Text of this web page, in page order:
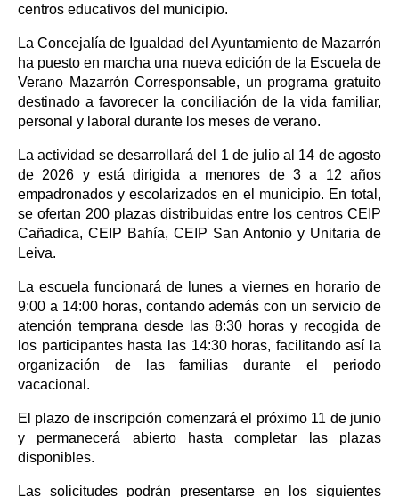
centros educativos del municipio.
La Concejalía de Igualdad del Ayuntamiento de Mazarrón
ha puesto en marcha una nueva edición de la Escuela de
Verano Mazarrón Corresponsable, un programa gratuito
destinado a favorecer la conciliación de la vida familiar,
personal y laboral durante los meses de verano.
La actividad se desarrollará del 1 de julio al 14 de agosto
de 2026 y está dirigida a menores de 3 a 12 años
empadronados y escolarizados en el municipio. En total,
se ofertan 200 plazas distribuidas entre los centros CEIP
Cañadica, CEIP Bahía, CEIP San Antonio y Unitaria de
Leiva.
La escuela funcionará de lunes a viernes en horario de
9:00 a 14:00 horas, contando además con un servicio de
atención temprana desde las 8:30 horas y recogida de
los participantes hasta las 14:30 horas, facilitando así la
organización de las familias durante el periodo
vacacional.
El plazo de inscripción comenzará el próximo 11 de junio
y permanecerá abierto hasta completar las plazas
disponibles.
Las solicitudes podrán presentarse en los siguientes